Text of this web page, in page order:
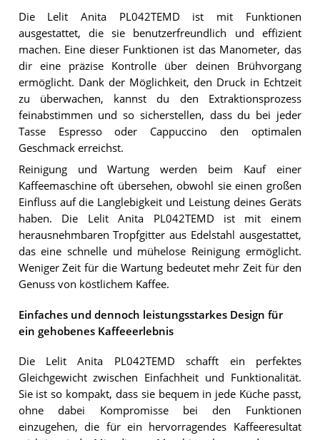
Die Lelit Anita PL042TEMD ist mit Funktionen
ausgestattet, die sie benutzerfreundlich und effizient
machen. Eine dieser Funktionen ist das Manometer, das
dir eine präzise Kontrolle über deinen Brühvorgang
ermöglicht. Dank der Möglichkeit, den Druck in Echtzeit
zu überwachen, kannst du den Extraktionsprozess
feinabstimmen und so sicherstellen, dass du bei jeder
Tasse Espresso oder Cappuccino den optimalen
Geschmack erreichst.
Reinigung und Wartung werden beim Kauf einer
Kaffeemaschine oft übersehen, obwohl sie einen großen
Einfluss auf die Langlebigkeit und Leistung deines Geräts
haben. Die Lelit Anita PL042TEMD ist mit einem
herausnehmbaren Tropfgitter aus Edelstahl ausgestattet,
das eine schnelle und mühelose Reinigung ermöglicht.
Weniger Zeit für die Wartung bedeutet mehr Zeit für den
Genuss von köstlichem Kaffee.
Einfaches und dennoch leistungsstarkes Design für
ein gehobenes Kaffeeerlebnis
Die Lelit Anita PL042TEMD schafft ein perfektes
Gleichgewicht zwischen Einfachheit und Funktionalität.
Sie ist so kompakt, dass sie bequem in jede Küche passt,
ohne dabei Kompromisse bei den Funktionen
einzugehen, die für ein hervorragendes Kaffeeresultat